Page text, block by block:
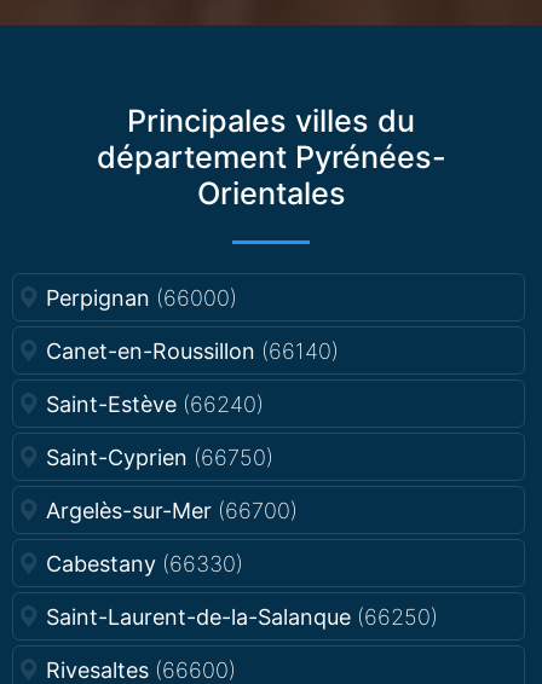
Principales villes du
département Pyrénées-
Orientales
Perpignan (66000)
Canet-en-Roussillon (66140)
Saint-Estève (66240)
Saint-Cyprien (66750)
Argelès-sur-Mer (66700)
Cabestany (66330)
Saint-Laurent-de-la-Salanque (66250)
Rivesaltes (66600)